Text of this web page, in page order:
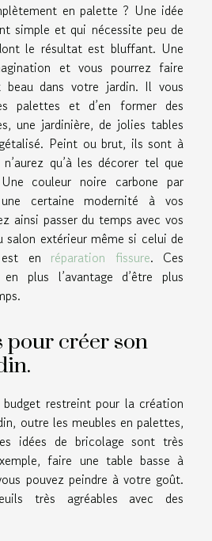
en palette ? Une idée
simple et qui nécessite peu de
le résultat est bluffant. Une
et vous pourrez faire
dans votre jardin. Il vous
palettes et d’en former des
une jardinière, de jolies tables
Peint ou brut, ils sont à
qu’à les décorer tel que
couleur noire carbone par
certaine modernité à vos
ainsi passer du temps avec vos
salon extérieur même si celui de
en réparation fissure. Ces
plus l’avantage d’être plus
pour créer son
restreint pour la création
outre les meubles en palettes,
idées de bricolage sont très
faire une table basse à
pouvez peindre à votre goût.
très agréables avec des